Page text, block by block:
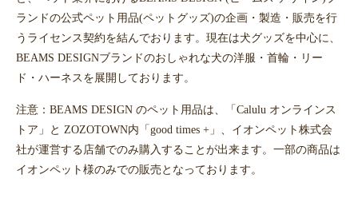
ランドの公式ペット用品(ペットグッズ)の企画・製造・販売を行
うライセンス契約を結んでおります。現在は犬グッズを中心に、
BEAMS DESIGNブランドのおしゃれな犬の洋服・首輪・リー
ド・ハーネスを展開しております。
注意：BEAMS DESIGN のペット用品は、「Calulu オンラインス
トア」と ZOZOTOWN内「good times +」、イオンペット株式会
社が運営する店舗でのみ購入することが出来ます。一部の商品は
イオンペット様のみでの販売となっております。